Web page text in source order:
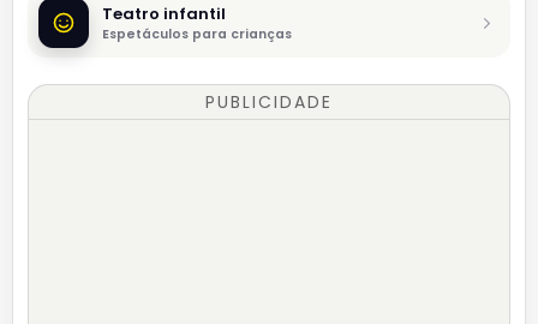
Teatro infantil
Espetáculos para crianças
PUBLICIDADE